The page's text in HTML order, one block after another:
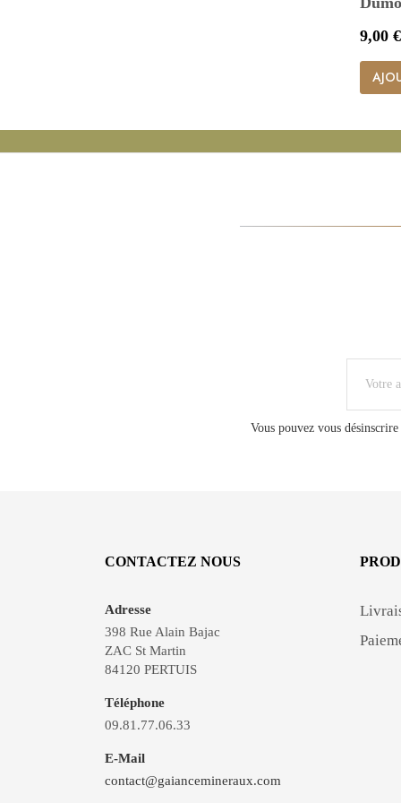
Prix
9,00 €
Vous pouvez vous
CONTACTEZ NOUS
Adresse
398 Rue Alain Bajac
ZAC St Martin
84120 PERTUIS
Téléphone
09.81.77.06.33
E-Mail
contact@gaiancemineraux.com